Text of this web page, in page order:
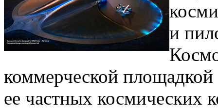
и
коммерческой
ее частных космических